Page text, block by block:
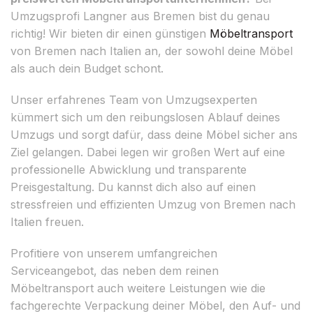
Umzugsprofi Langner aus Bremen bist du genau
richtig! Wir bieten dir einen günstigen Möbeltransport
von Bremen nach Italien an, der sowohl deine Möbel
als auch dein Budget schont.
Unser erfahrenes Team von Umzugsexperten
kümmert sich um den reibungslosen Ablauf deines
Umzugs und sorgt dafür, dass deine Möbel sicher ans
Ziel gelangen. Dabei legen wir großen Wert auf eine
professionelle Abwicklung und transparente
Preisgestaltung. Du kannst dich also auf einen
stressfreien und effizienten Umzug von Bremen nach
Italien freuen.
Profitiere von unserem umfangreichen
Serviceangebot, das neben dem reinen
Möbeltransport auch weitere Leistungen wie die
fachgerechte Verpackung deiner Möbel, den Auf- und